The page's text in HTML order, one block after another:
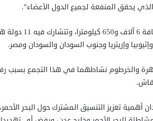
الذي يحقق المنفعة لجميع الدول الأعضاء”.
ويجري نهر
وإثيوبيا وإريتريا وجنوب السودان والسودان ومصر.
القاهرة والخرطوم نشاطهما في هذا التجمع
أهمية تعزيز التنسيق المشترك حول البحر